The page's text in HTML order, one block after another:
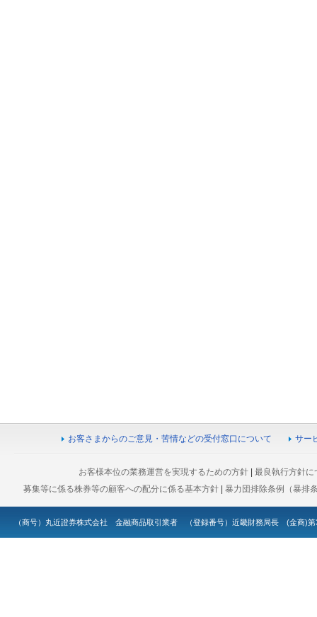
お客さまからのご意見・苦情などの受付窓口について サー
お客様本位の業務運営を実現するための方針 |最良執行方針に
募集等に係る株券等の顧客への配分に係る基本方針 |暴力団排除条例（暴排
（商号）丸近證券株式会社 金融商品取引業者 （登録番号）近畿財務局長 (金商)